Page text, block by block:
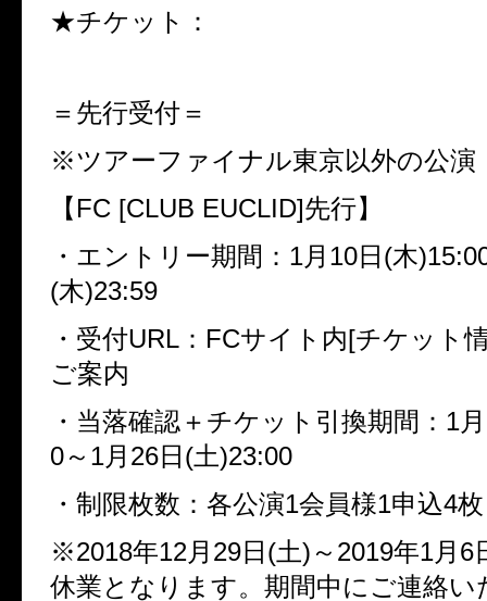
★チケット：
＝先行受付＝
※ツアーファイナル東京以外の公演
【FC [CLUB EUCLID]先行】
・エントリー期間：1月10日(木
(木)23:59
・受付URL：FCサイト内[チケット
ご案内
・当落確認＋チケット引換期間：1
0～1月26日(土)23:00
・制限枚数：各公演1会員様1申込4枚
※2018年12月29日(土)～2019年1月6
休業となります。期間中にご連絡い